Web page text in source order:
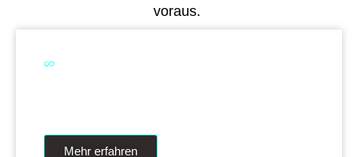
voraus.
Mehr erfahren